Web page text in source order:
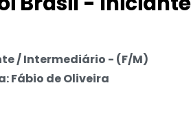
/ Intermediário - (F/M)
Fábio de Oliveira